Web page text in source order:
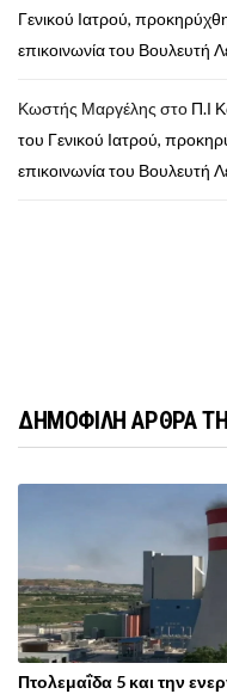
Γενικού Ιατρού,
επικοινωνία του Βουλευτή
Κωστής Μαργέλης στο Π.Ι
του Γενικού Ιατρού,
επικοινωνία του Βουλευτή
ΔΗΜΟΦΙΛΗ ΑΡΘΡΑ
Πτολεμαΐδα 5 και την